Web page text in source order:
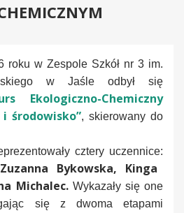
roku w Zespole Szkół nr 3 im.
w Jaśle odbył się
Ekologiczno-Chemiczny
i środowisko”, skierowany do
cztery uczennice:
Bykowska, Kinga
Michalec.Wykazały się one
się z dwoma etapami